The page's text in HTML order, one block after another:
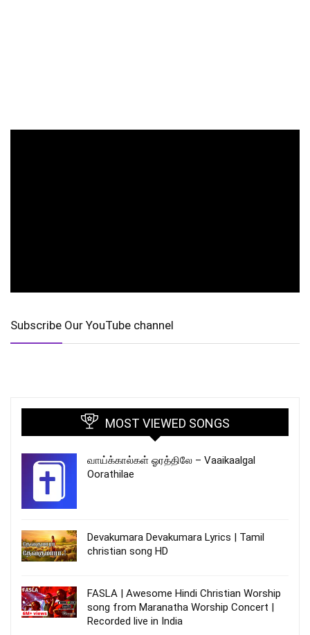
Subscribe Our YouTube channel
MOST VIEWED SONGS
வாய்க்கால்கள் ஓரத்திலே – Vaaikaalgal
Oorathilae
Devakumara Devakumara Lyrics | Tamil
christian song HD
FASLA | Awesome Hindi Christian Worship
song from Maranatha Worship Concert |
Recorded live in India